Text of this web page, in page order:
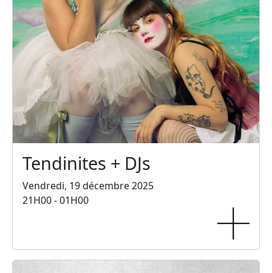
Tendinites + DJs
Vendredi, 19 décembre 2025
21H00 - 01H00